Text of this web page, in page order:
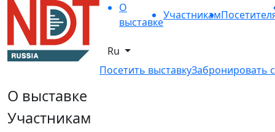
О
выставке
Участникам
Ru
Посетить выставкуЗабронировать
О выставке
Участникам